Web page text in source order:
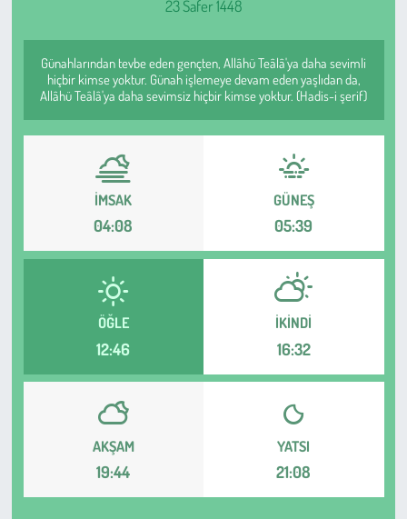
23 Safer 1448
Günahlarından tevbe eden gençten, Allâhü Teâlâ'ya daha sevimli
hiçbir kimse yoktur. Günah işlemeye devam eden yaşlıdan da,
Allâhü Teâlâ'ya daha sevimsiz hiçbir kimse yoktur. (Hadis-i şerif)
İMSAK
04:08
GÜNEŞ
05:39
ÖĞLE
12:46
İKINDI
16:32
AKŞAM
19:44
YATSI
21:08
Kadın
Emek
Kültür Sanat
Bilim - Teknoloji
İnsan Hakları
Hayvan Hakları
Galeri